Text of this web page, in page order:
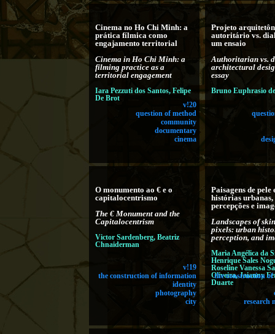
Cinema no Ho Chi Minh: a
prática fílmica como
engajamento territorial
Cinema in Ho Chi Minh: a
filming practice as a
territorial engagement
Iara Pezzuti dos Santos, Felipe
De Brot
v!20
question of method
community
documentary
cinema
Projeto
autoritário vs.
um ensaio
Authoritarian vs.
architectural
essay
Bruno Euphrasio
O monumento ao € e o
capitalocentrismo
The € Monument and the
Capitalocentrism
Victor Sardenberg, Beatriz
Chnaiderman
v!19
the construction of information
identity
photography
city
Paisagens de pele
histórias urbanas,
percepções e
Landscapes of
pixels: urban
perception, and
Maria Angélica da
Henrique Sales
Roseline Vanessa
Oliveira, Jaianny
Duarte
the construction
research